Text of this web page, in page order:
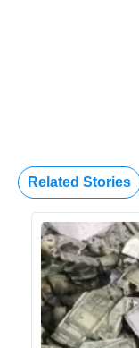
Related Stories